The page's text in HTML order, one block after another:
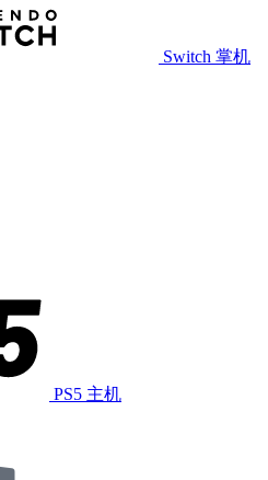
Switch 掌机
PS5 主机